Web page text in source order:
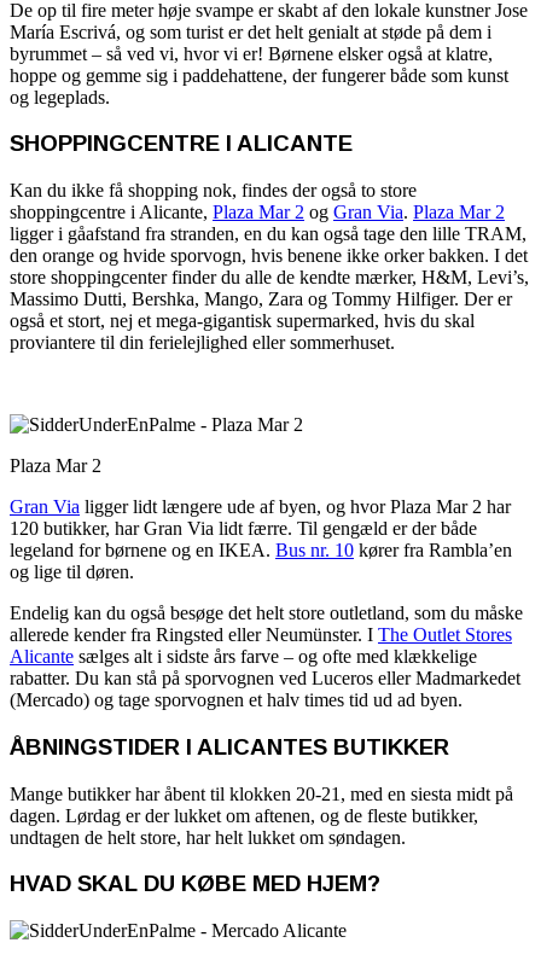
De op til fire meter høje svampe er skabt af den lokale kunstner Jose
María Escrivá, og som turist er det helt genialt at støde på dem i
byrummet – så ved vi, hvor vi er! Børnene elsker også at klatre,
hoppe og gemme sig i paddehattene, der fungerer både som kunst
og legeplads.
SHOPPINGCENTRE I ALICANTE
Kan du ikke få shopping nok, findes der også to store
shoppingcentre i Alicante, Plaza Mar 2 og Gran Via. Plaza Mar 2
ligger i gåafstand fra stranden, en du kan også tage den lille TRAM,
den orange og hvide sporvogn, hvis benene ikke orker bakken. I det
store shoppingcenter finder du alle de kendte mærker, H&M, Levi’s,
Massimo Dutti, Bershka, Mango, Zara og Tommy Hilfiger. Der er
også et stort, nej et mega-gigantisk supermarked, hvis du skal
proviantere til din ferielejlighed eller sommerhuset.
Plaza Mar 2
Gran Via ligger lidt længere ude af byen, og hvor Plaza Mar 2 har
120 butikker, har Gran Via lidt færre. Til gengæld er der både
legeland for børnene og en IKEA. Bus nr. 10 kører fra Rambla’en
og lige til døren.
Endelig kan du også besøge det helt store outletland, som du måske
allerede kender fra Ringsted eller Neumünster. I The Outlet Stores
Alicante sælges alt i sidste års farve – og ofte med klækkelige
rabatter. Du kan stå på sporvognen ved Luceros eller Madmarkedet
(Mercado) og tage sporvognen et halv times tid ud ad byen.
ÅBNINGSTIDER I ALICANTES BUTIKKER
Mange butikker har åbent til klokken 20-21, med en siesta midt på
dagen. Lørdag er der lukket om aftenen, og de fleste butikker,
undtagen de helt store, har helt lukket om søndagen.
HVAD SKAL DU KØBE MED HJEM?